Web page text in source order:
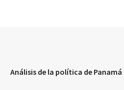
Análisis de la política de Panamá